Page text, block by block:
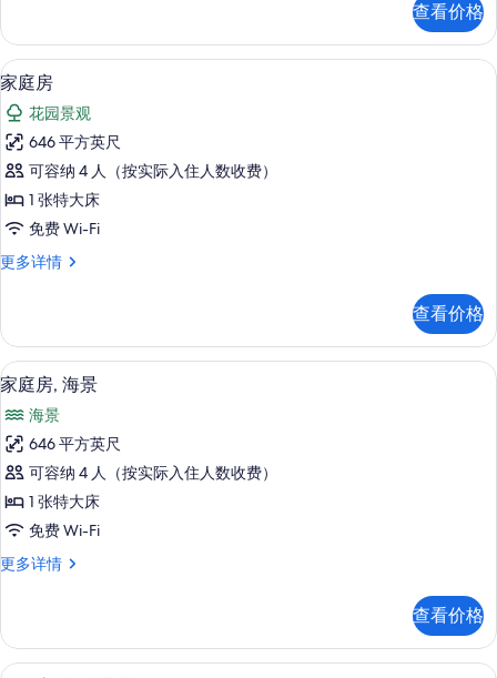
所
有
照
片
海
景
更
多
信
息
查看价格
显
示
家
庭
房
的
有
片
4
家庭房
花园景观
646 平方英尺
可容纳 4 人（按实际入住人数收费）
1 张特大床
免费 Wi-Fi
更多详情
家
多
信
息
查看价格
显
示
家
庭
房,
海
的
有
照
5
家庭房, 海景
海景
646 平方英尺
可容纳 4 人（按实际入住人数收费）
1 张特大床
免费 Wi-Fi
更多详情
家
景
更
查看价格
迷你吧、客房内保险箱、办公桌、遮光